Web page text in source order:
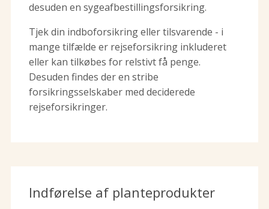
desuden en sygeafbestillingsforsikring.
Tjek din indboforsikring eller tilsvarende - i
mange tilfælde er rejseforsikring inkluderet
eller kan tilkøbes for relstivt få penge.
Desuden findes der en stribe
forsikringsselskaber med deciderede
rejseforsikringer.
Indførelse af planteprodukter